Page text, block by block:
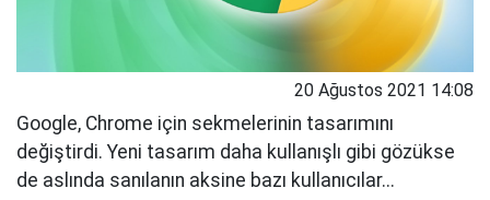
20 Ağustos 2021 14:08
Google, Chrome için sekmelerinin tasarımını
değiştirdi. Yeni tasarım daha kullanışlı gibi gözükse
de aslında sanılanın aksine bazı kullanıcılar...